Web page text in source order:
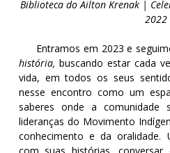
Biblioteca do Ailton Krenak |
2022
Entramos em 2023 e
história, buscando estar cada
vida, em todos os seus
nesse encontro como um
saberes onde a
lideranças do Movimento
conhecimento e da oralidade.